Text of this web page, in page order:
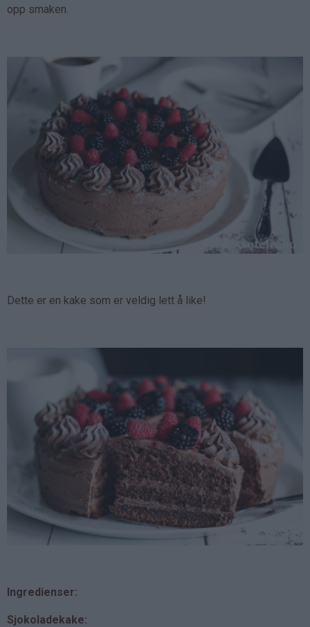
opp smaken.
Dette er en kake som er veldig lett å like!
Ingredienser:
Sjokoladekake: